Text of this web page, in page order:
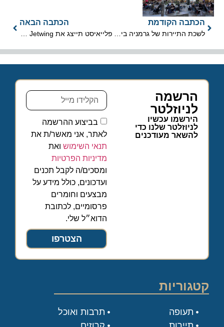
הכתבה הקודמת
לשכת התיירות של גרמניה בישראל חגגה אירוע מולקולרי
הכתבה הבאה
פלייאיסט תייצג את Jetwing מסרי לנקה
הרשמה
לניוזלטר
הירשמו עכשיו
לניוזלטר שלנו כדי
להשאר מעודכנים
בביצוע ההרשמה
לאתר, אני מאשר/ת את
תנאי השימוש ואת
מדיניות הפרטיות
ומסכים/ה לקבל תכנים
ועדכונים, כולל מידע על
מבצעים וחומרים
פרסומיים, לכתובת
הדוא״ל שלי.
הצטרפו
קטגוריות
תעופה
תרבות ואוכל